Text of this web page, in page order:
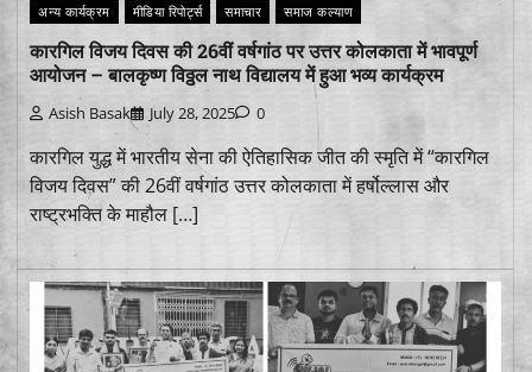
अन्य कार्यक्रम मीडिया रिपोर्ट्स समाचार समाज कल्याण
कारगिल विजय दिवस की 26वीं वर्षगांठ पर उत्तर कोलकाता में भावपूर्ण
आयोजन – बालकृष्ण विठ्ठल नाथ विद्यालय में हुआ भव्य कार्यक्रम
Asish Basak July 28, 2025 0
कारगिल युद्ध में भारतीय सेना की ऐतिहासिक जीत की स्मृति में “कारगिल
विजय दिवस” की 26वीं वर्षगांठ उत्तर कोलकाता में हर्षोल्लास और
राष्ट्रभक्ति के माहौल […]